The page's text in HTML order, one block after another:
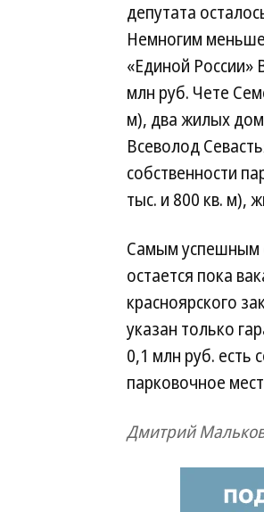
депутата
Немногим
«Единой
млн руб. Чете
м), два жилых
Всеволод
собственности
тыс. и 800 кв. м),
Самым успешным
остается пока
красноярского
указан только
0,1 млн руб. есть
парковочное
Дмитрий